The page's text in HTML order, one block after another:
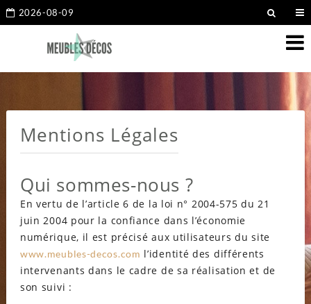
2026-08-09
Mentions Légales
Qui sommes-nous ?
En vertu de l’article 6 de la loi n° 2004-575 du 21
juin 2004 pour la confiance dans l’économie
numérique, il est précisé aux utilisateurs du site
www.meubles-decos.com l’identité des différents
intervenants dans le cadre de sa réalisation et de
son suivi :